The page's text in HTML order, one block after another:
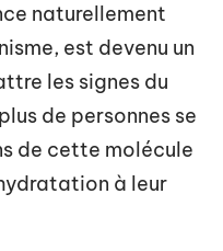
naturellement
est devenu un
les signes du
de personnes se
de cette molécule
à leur